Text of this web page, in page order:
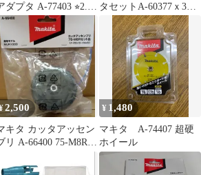
ダプタ A-77403 ⭐︎2.3
回使用⭐︎
タセットA-60377ｘ3個
セット 新品
2,500
キタ カッタアッセン
リ A-66400 75-M8Rセ
¥ 1,480
マキタ A-74407 超硬
ホイール